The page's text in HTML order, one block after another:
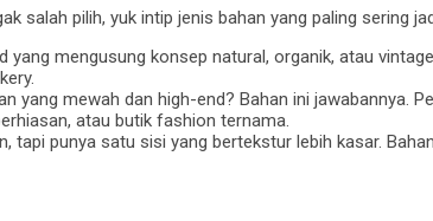
salah pilih, yuk intip jenis bahan yang paling sering
mengusung konsep natural, organik, atau
yang mewah dan high-end? Bahan ini jawabannya.
atau butik fashion ternama.
tapi punya satu sisi yang bertekstur lebih kasar.